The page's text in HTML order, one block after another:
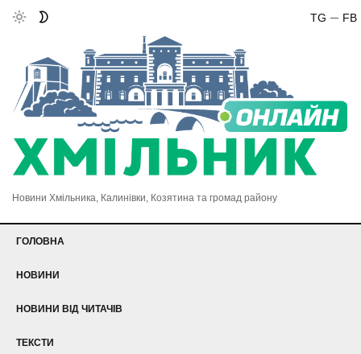
FB
TG
Новини Хмільника, Калинівки, Козятина та громад району
ГОЛОВНА
НОВИНИ
НОВИНИ ВІД ЧИТАЧІВ
ТЕКСТИ